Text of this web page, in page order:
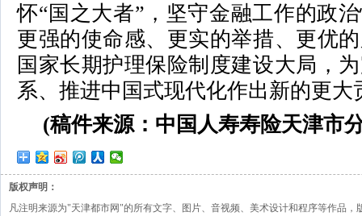
怀“国之大者”，坚守金融工作的政
更强的使命感、更实的举措、更优
国家长期护理保险制度建设大局，
系、推进中国式现代化作出新的更大
(稿件来源：中国人寿寿险天津市
版权声明：
凡注明来源为"天津都市网"的所有文字、图片、音视频、美术设计和程序等作品，